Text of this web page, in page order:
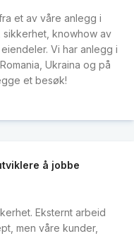
et av våre anlegg i
sikkerhet, knowhow av
Vi har anlegg i
Ukraina og på
et besøk!
å jobbe
Eksternt arbeid
men våre kunder,